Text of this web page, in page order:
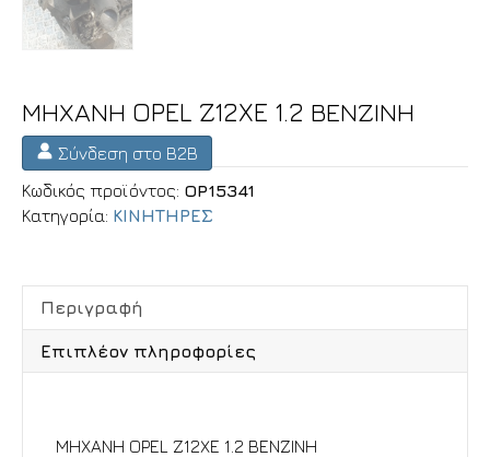
ΜΗΧΑΝΗ OPEL Z12XE 1.2 ΒΕΝΖΙΝΗ
Σύνδεση στο B2B
Κωδικός προϊόντος: OP15341
Κατηγορία: ΚΙΝΗΤΗΡΕΣ
Περιγραφή
Επιπλέον πληροφορίες
ΜΗΧΑΝΗ OPEL Z12XE 1.2 ΒΕΝΖΙΝΗ